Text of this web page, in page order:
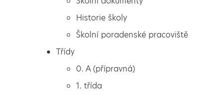
Pro budoucí prvňáčky
Rozvrhy hodin
Školská rada
Historie školy
Školní poradenské pracoviště
Třídy
0. A (přípravná)
1. třída
Třídní schůzky rodičů